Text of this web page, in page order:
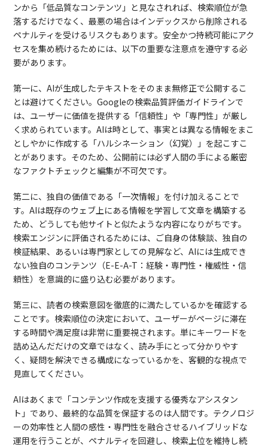
ンから「低品質なコンテンツ」と見なされれば、検索順位が急
落するだけでなく、最悪の場合はインデックスから削除される
ペナルティを受けるリスクもあります。安全かつ持続可能にアク
セスを集め続けるためには、以下の重要な注意点を遵守する必
要があります。
第一に、AIが生成したテキストをそのまま無修正で公開するこ
とは避けてください。Googleの検索品質評価ガイドラインで
は、ユーザーに価値を提供する「信頼性」や「専門性」が厳し
く求められています。AIは時として、事実とは異なる情報をまこ
としやかに作成する「ハルシネーション（幻覚）」を起こすこ
とがあります。そのため、公開前には必ず人間の手による厳密
なファクトチェックと編集が不可欠です。
第二に、独自の価値である「一次情報」を付け加えることで
す。AIは既存のウェブ上にある情報を学習して文章を構築する
ため、どうしても他サイトと似たような内容になりがちです。
検索エンジンに評価されるためには、ご自身の体験談、独自の
検証結果、あるいは専門家としての見解など、AIには生成でき
ない独自のコンテンツ（E-E-A-T：経験・専門性・権威性・信
頼性）を意識的に盛り込む必要があります。
第三に、読者の検索意図を徹底的に満たしているかを確認する
ことです。検索順位の決定において、ユーザーがページに滞在
する時間や満足度は非常に重要視されます。単にキーワードを
詰め込んだだけの文章ではなく、読み手にとって分かりやす
く、疑問を解決できる構成になっているかを、客観的な視点で
見直してください。
AIはあくまで「コンテンツ作成を支援する優秀なアシスタン
ト」であり、最終的な品質を保証するのは人間です。テクノロジ
ーの効率性と人間の感性・専門性を融合させるハイブリッドな
運用を行うことが、ペナルティを回避し、検索上位を維持し続